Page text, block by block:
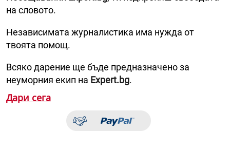
на словото.
Независимата журналистика има нужда от
твоята помощ.
Всяко дарение ще бъде предназначено за
неуморния екип на Expert.bg.
Дари сега